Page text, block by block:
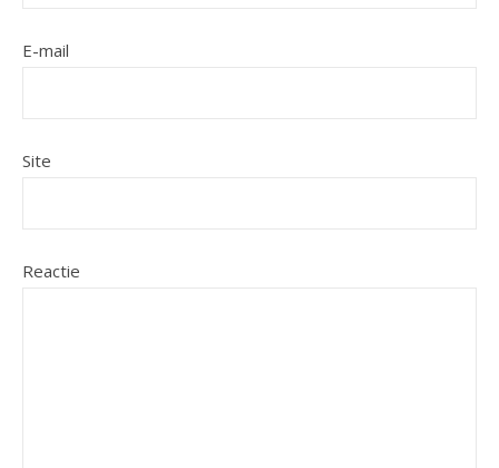
E-mail
Site
Reactie